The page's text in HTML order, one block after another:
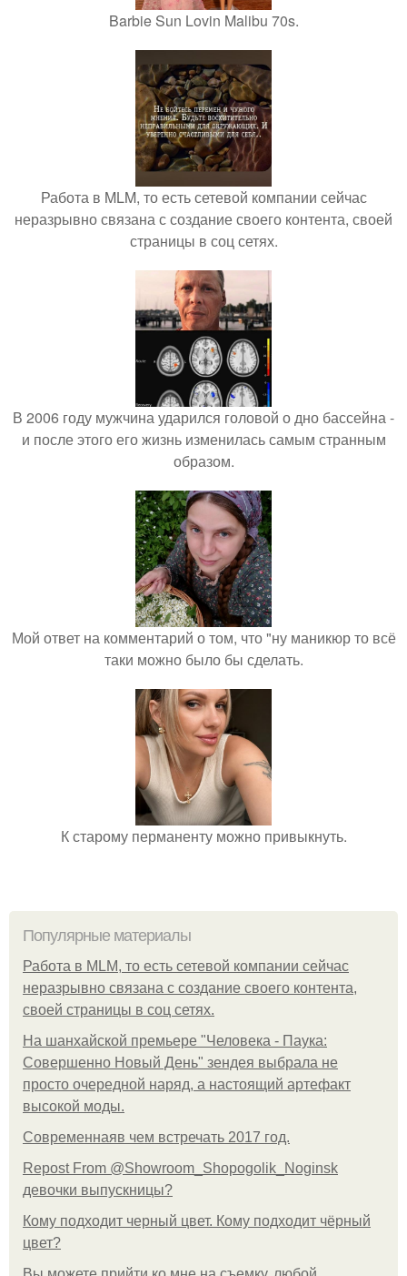
Barbie Sun Lovin Malibu 70s.
Работа в MLM, то есть сетевой компании сейчас
неразрывно связана с создание своего контента, своей
страницы в соц сетях.
В 2006 году мужчина ударился головой о дно бассейна -
и после этого его жизнь изменилась самым странным
образом.
Мой ответ на комментарий о том, что "ну маникюр то всё
таки можно было бы сделать.
К старому перманенту можно привыкнуть.
Популярные материалы
Работа в MLM, то есть сетевой компании сейчас
неразрывно связана с создание своего контента,
своей страницы в соц сетях.
На шанхайской премьере "Человека - Паука:
Совершенно Новый День" зендея выбрала не
просто очередной наряд, а настоящий артефакт
высокой моды.
Современнаяв чем встречать 2017 год.
Repost From @Showroom_Shopogolik_Noginsk
девочки выпускницы?
Кому подходит черный цвет. Кому подходит чёрный
цвет?